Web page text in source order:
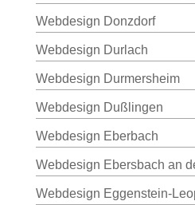
Webdesign Donzdorf
Webdesign Durlach
Webdesign Durmersheim
Webdesign Dußlingen
Webdesign Eberbach
Webdesign Ebersbach an
Webdesign Eggenstein-